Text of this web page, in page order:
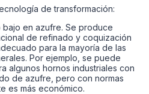
de transformación:
en azufre. Se produce
de refinado y coquización
para la mayoría de las
Por ejemplo, se puede
algunos hornos industriales con
de azufre, pero con normas
es más económico.